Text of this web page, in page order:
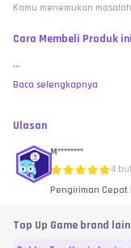
Kamu menemukan
Cara Membeli Produk ini
...
Baca selengkapnya
Ulasan
M********
4
Pengiriman Cepat
Top Up Game brand